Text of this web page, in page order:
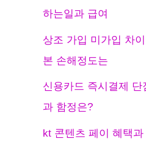
하는일과 급여
상조 가입 미가입 차
본 손해정도는
신용카드 즉시결제 단
과 함정은?
kt 콘텐츠 페이 혜택